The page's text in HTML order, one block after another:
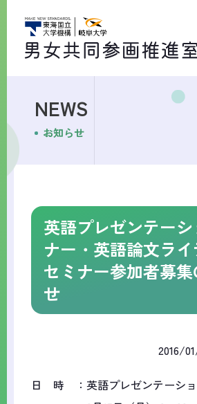
NEWS
お知らせ
英語プレゼンテーシ
ナー・英語論文ラ
セミナー参加者募集
せ
2016/
日 時 ：英語プレゼンテーシ